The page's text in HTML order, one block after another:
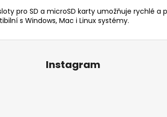
pro SD a microSD karty umožňuje rychlé a
s Windows, Mac i Linux systémy.
Instagram